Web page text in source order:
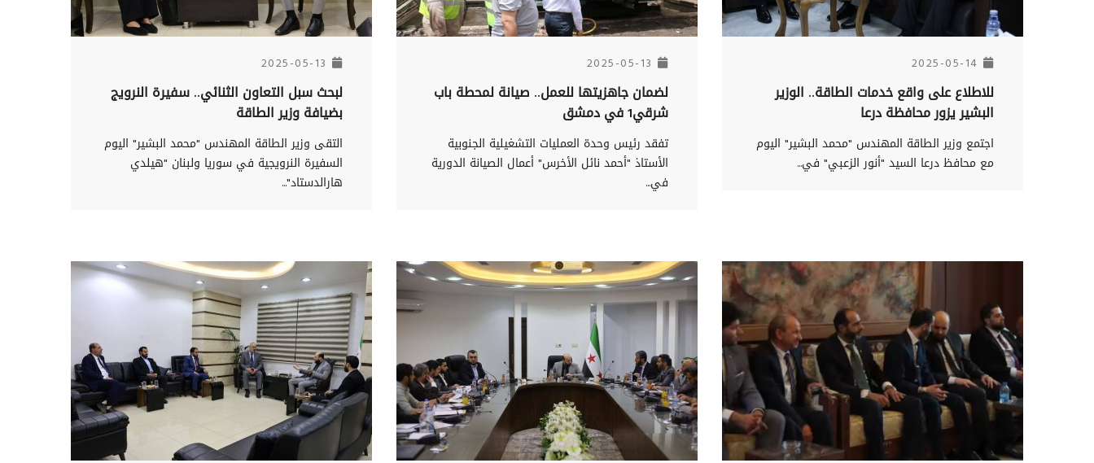
2025-05-14
للاطلاع على واقع خدمات الطاقة.. الوزير
البشير يزور محافظة درعا
اجتمع وزير الطاقة المهندس "محمد البشير" اليوم
مع محافظ درعا السيد "أنور الزعبي" في...
2025-05-13
لضمان جاهزيتها للعمل.. صيانة لمحطة باب
شرقي1 في دمشق
تفقد رئيس وحدة العمليات التشغيلية الجنوبية
الأستاذ "أحمد نائل الأخرس" أعمال الصيانة الدورية
في...
2025-05-13
لبحث سبل التعاون الثنائي.. سفيرة النرويج
بضيافة وزير الطاقة
التقى وزير الطاقة المهندس "محمد البشير" اليوم
السفيرة النرويجية في سوريا ولبنان "هيلدي
هارالدستاد"...